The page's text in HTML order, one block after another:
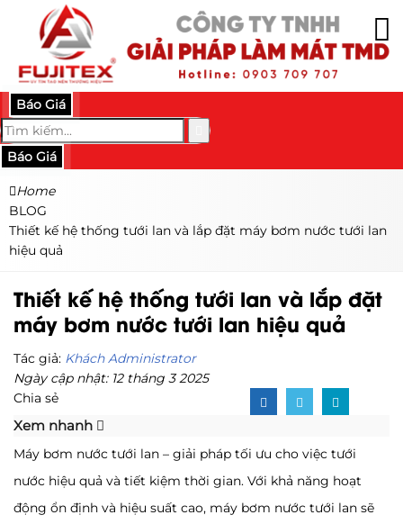
Báo Giá
Báo Giá
Home
BLOG
Thiết kế hệ thống tưới lan và lắp đặt máy bơm nước tưới lan
hiệu quả
Thiết kế hệ thống tưới lan và lắp đặt
máy bơm nước tưới lan hiệu quả
Tác giả: Khách Administrator
Ngày cập nhật: 12 tháng 3 2025
Chia sẻ
Xem nhanh
Máy bơm nước tưới lan – giải pháp tối ưu cho việc tưới
nước hiệu quả và tiết kiệm thời gian. Với khả năng hoạt
động ổn định và hiệu suất cao, máy bơm nước tưới lan sẽ